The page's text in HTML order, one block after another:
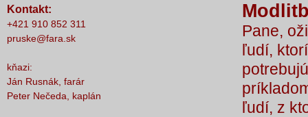
nič nestalo, lebo čo by sme si bez Teba
počali?
Kontakt:
+421 910 852 311
pruske@fara.sk
kňazi:
Ján Rusnák, farár
Peter Nečeda, kaplán
Pane,
ľudí,
ľudí, z